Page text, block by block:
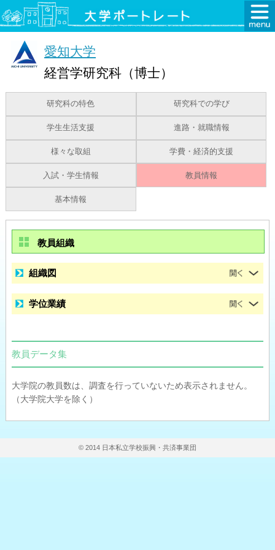
愛知大学
経営学研究科（博士）
研究科の特色 研究科での学び
学生生活支援 進路・就職情報
様々な取組 学費・経済的支援
入試・学生情報 教員情報
基本情報
教員組織
組織図
学位業績
教員データ集
大学院の教員数は、調査を行っていないため表示されません。
（大学院大学を除く）
© 2014 日本私立学校振興・共済事業団